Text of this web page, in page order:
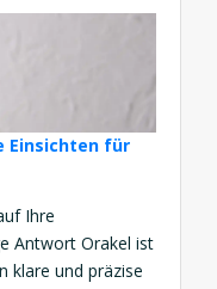
Einsichten für
Ihre
Antwort Orakel ist
klare und präzise